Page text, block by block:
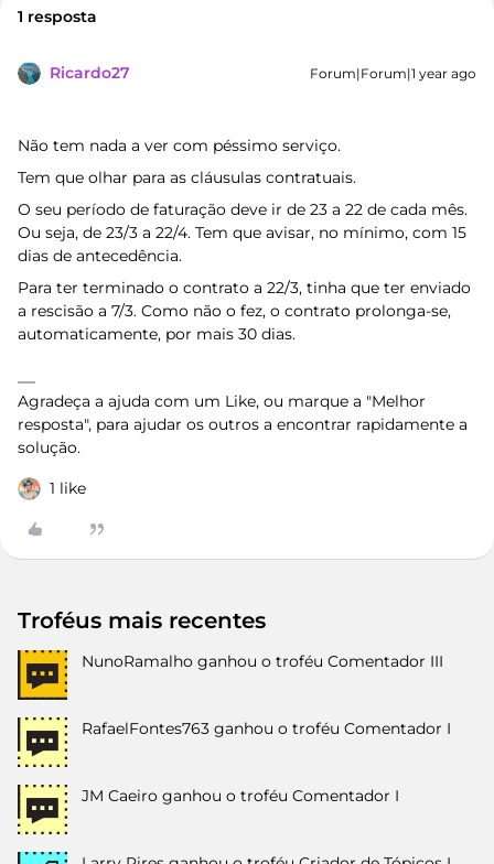
1 resposta
Ricardo27 Forum|Forum|1 year ago
Não tem nada a ver com péssimo serviço.
Tem que olhar para as cláusulas contratuais.
O seu período de faturação deve ir de 23 a 22 de cada mês.
Ou seja, de 23/3 a 22/4. Tem que avisar, no mínimo, com 15
dias de antecedência.
Para ter terminado o contrato a 22/3, tinha que ter enviado
a rescisão a 7/3. Como não o fez, o contrato prolonga-se,
automaticamente, por mais 30 dias.
Agradeça a ajuda com um Like, ou marque a "Melhor
resposta", para ajudar os outros a encontrar rapidamente a
solução.
1 like
Troféus mais recentes
NunoRamalho ganhou o troféu Comentador III
RafaelFontes763 ganhou o troféu Comentador I
JM Caeiro ganhou o troféu Comentador I